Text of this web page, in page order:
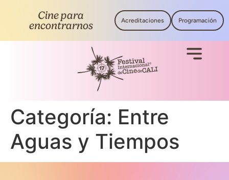
Cine para
encontrarnos
Acreditaciones Programación
Categoría: Entre
Aguas y Tiempos